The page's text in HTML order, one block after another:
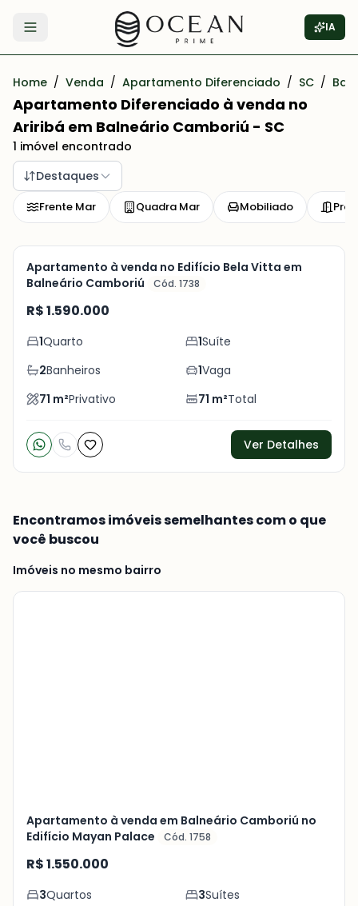
Abrir menu IA
Home / Venda / Apartamento Diferenciado / SC /
Apartamento Diferenciado à venda no
Ariribá em Balneário Camboriú - SC
1 imóvel encontrado
Destaques
Frente Mar Quadra Mar Mobiliado
Veja
+10
fotos
Pronto para Morar
Apartamento à venda no Edifício Bela Vitta em
Balneário Camboriú
Cód. 1738
R$ 1.590.000
1Quarto 1Suíte
2Banheiros 1Vaga
71 m²Privativo 71 m²Total
Ver Detalhes
Encontramos imóveis semelhantes com o que
você buscou
Imóveis no mesmo bairro
Apartamento à venda em Balneário Camboriú no
Edifício Mayan Palace
Cód. 1758
R$ 1.550.000
3Quartos 3Suítes